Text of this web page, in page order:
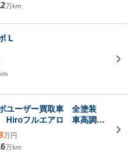
万km
L
ユーザー買取車 全塗装
Hiroフルエアロ 車高調
ドル ブーメランアンテ
社外17インチAW 社外
万円
万km